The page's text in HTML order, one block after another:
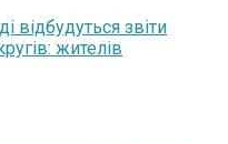
відбудуться звіти
жителів